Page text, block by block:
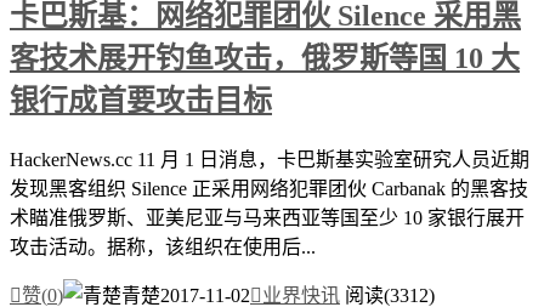
卡巴斯基：网络犯罪团伙 Silence 采用黑
客技术展开钓鱼攻击，俄罗斯等国 10 大
银行成首要攻击目标
HackerNews.cc 11 月 1 日消息，卡巴斯基实验室研究人员近期
发现黑客组织 Silence 正采用网络犯罪团伙 Carbanak 的黑客技
术瞄准俄罗斯、亚美尼亚与马来西亚等国至少 10 家银行展开
攻击活动。据称，该组织在使用后...
赞(0) 青楚2017-11-02业界快讯 阅读(3312)